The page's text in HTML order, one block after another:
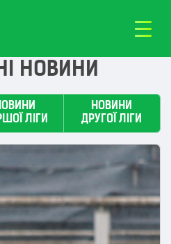
НОВИНИ
ЛІГИ
НОВИНИ
ДРУГОЇ ЛІГИ